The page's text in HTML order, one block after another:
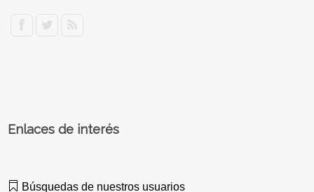
Enlaces de interés
Búsquedas de nuestros usuarios